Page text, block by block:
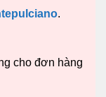
.
cho đơn hàng